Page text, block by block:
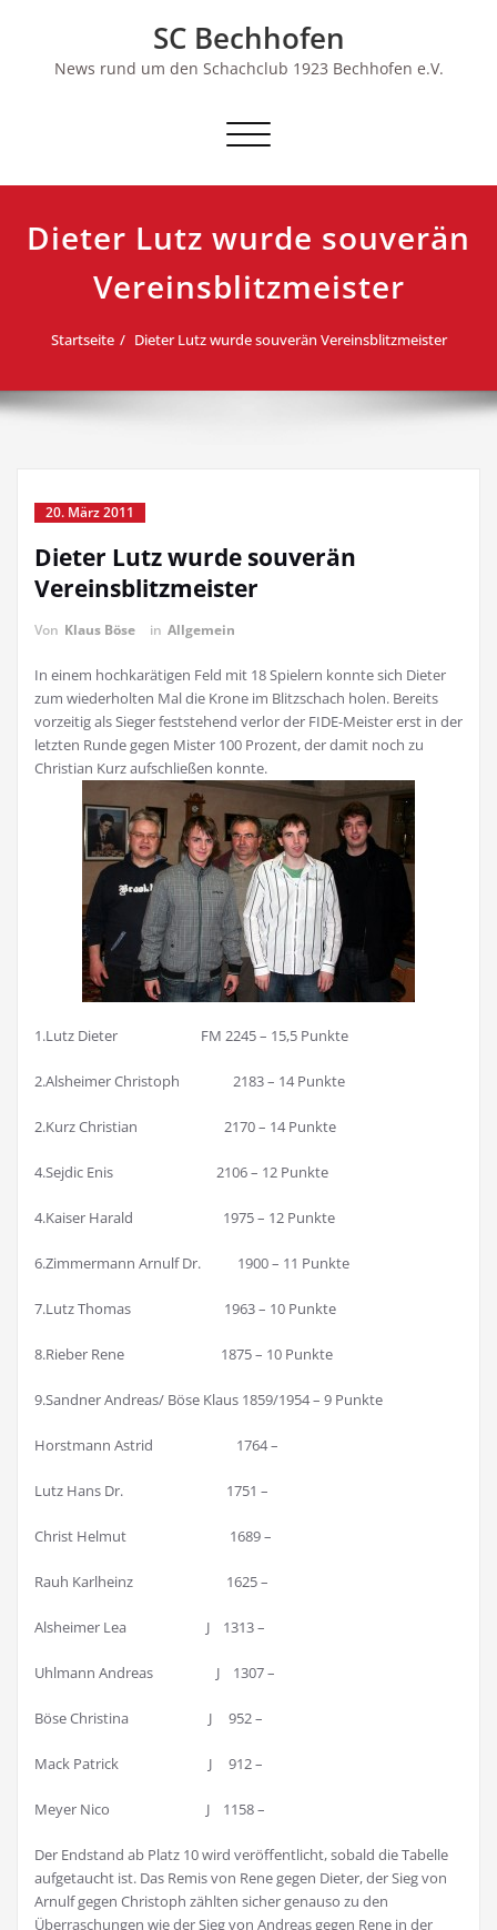
SC Bechhofen
News rund um den Schachclub 1923 Bechhofen e.V.
Schalte
Dieter Lutz wurde souverän
Vereinsblitzmeister
Startseite Dieter Lutz wurde souverän Vereinsblitzmeister
20. März 2011
Dieter Lutz wurde souverän
Vereinsblitzmeister
Von Klaus Böse in Allgemein
In einem hochkarätigen Feld mit 18 Spielern konnte sich Dieter
zum wiederholten Mal die Krone im Blitzschach holen. Bereits
vorzeitig als Sieger feststehend verlor der FIDE-Meister erst in der
letzten Runde gegen Mister 100 Prozent, der damit noch zu
Christian Kurz aufschließen konnte.
1.Lutz Dieter FM 2245 – 15,5 Punkte
2.Alsheimer Christoph 2183 – 14 Punkte
2.Kurz Christian 2170 – 14 Punkte
4.Sejdic Enis 2106 – 12 Punkte
4.Kaiser Harald 1975 – 12 Punkte
6.Zimmermann Arnulf Dr. 1900 – 11 Punkte
7.Lutz Thomas 1963 – 10 Punkte
8.Rieber Rene 1875 – 10 Punkte
9.Sandner Andreas/ Böse Klaus 1859/1954 – 9 Punkte
Horstmann Astrid 1764 –
Lutz Hans Dr. 1751 –
Christ Helmut 1689 –
Rauh Karlheinz 1625 –
Alsheimer Lea J 1313 –
Uhlmann Andreas J 1307 –
Böse Christina J 952 –
Mack Patrick J 912 –
Meyer Nico J 1158 –
Der Endstand ab Platz 10 wird veröffentlicht, sobald die Tabelle
aufgetaucht ist. Das Remis von Rene gegen Dieter, der Sieg von
Arnulf gegen Christoph zählten sicher genauso zu den
Überraschungen wie der Sieg von Andreas gegen Rene in der